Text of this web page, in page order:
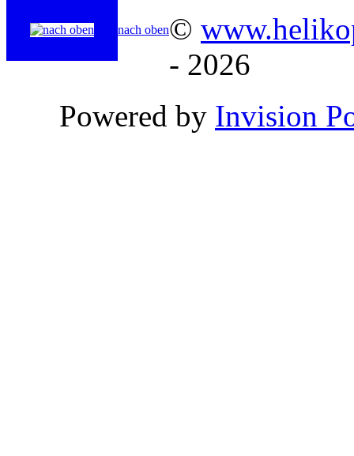
nach oben©
- 2026
Powered by Invision